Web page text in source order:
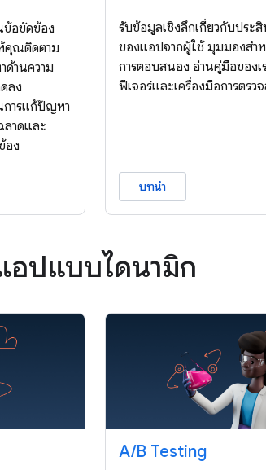
ข้อขัดข้อง
คุณติดตาม
านความ
ลง
การแก้ปัญหา
าดและ
อง
รับข้อมูลเชิงลึกเกี่ยวกับประ
ของแอปจากผู้ใช้ มุมมองสำ
การตอบสนอง อ่านคู่มือของเ
ฟีเจอร์และเครื่องมือการตร
บทนำ
อปแบบไดนามิก
A/B Testing